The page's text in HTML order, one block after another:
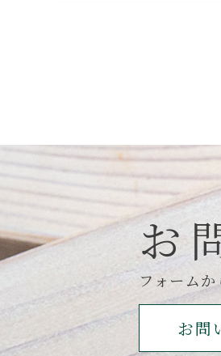
お
フォーム
お問